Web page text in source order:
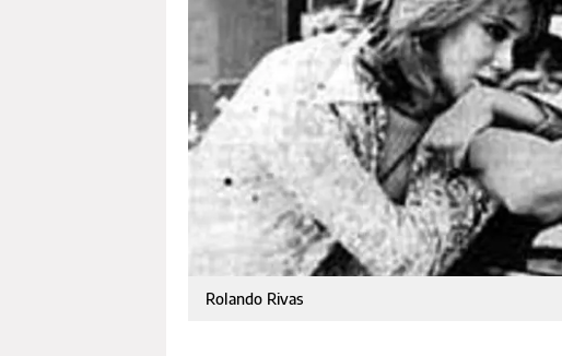
Rolando Rivas